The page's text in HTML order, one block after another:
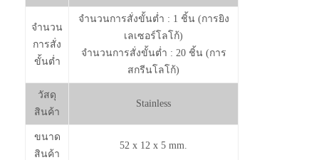
จำนวน
การสั่ง
ขั้นต่ำ
จำนวนการสั่งขั้นต่ำ : 1 ชิ้น (การยิง
เลเซอร์โลโก้)
จำนวนการสั่งขั้นต่ำ : 20 ชิ้น (การ
สกรีนโลโก้)
วัสดุ
สินค้า
Stainless
ขนาด
สินค้า
52 x 12 x 5 mm.